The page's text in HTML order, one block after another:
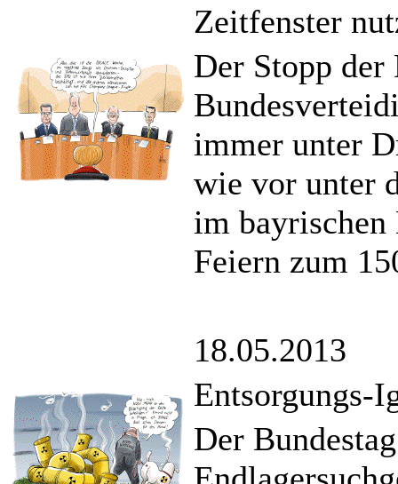
Zeitfenster
Der Stopp
immer unter
wie vor unter
im bayrischen
Feiern zum
18.05.2013
Entsorgungs-
Der